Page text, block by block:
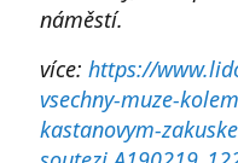
náměstí.
více: https://
vsechny-muze-
kastanovym-